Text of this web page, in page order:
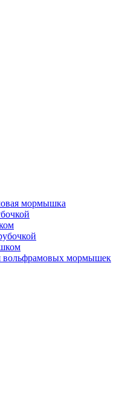
мормышка
вольфрамовых мормышек